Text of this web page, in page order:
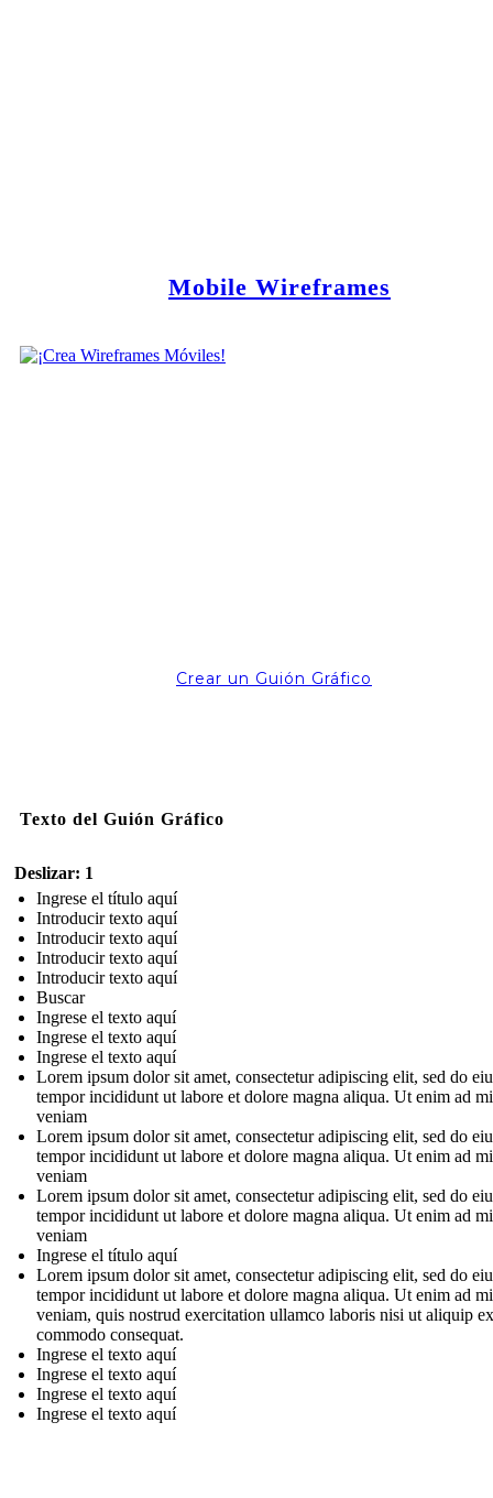
Mobile Wireframes
Crear un Guión Gráfico
Texto del Guión Gráfico
Deslizar: 1
Ingrese el título aquí
Introducir texto aquí
Introducir texto aquí
Introducir texto aquí
Introducir texto aquí
Buscar
Ingrese el texto aquí
Ingrese el texto aquí
Ingrese el texto aquí
Lorem ipsum dolor sit amet, consectetur adipiscing elit, sed do
tempor incididunt ut labore et dolore magna aliqua. Ut enim ad
veniam
Lorem ipsum dolor sit amet, consectetur adipiscing elit, sed do
tempor incididunt ut labore et dolore magna aliqua. Ut enim ad
veniam
Lorem ipsum dolor sit amet, consectetur adipiscing elit, sed do
tempor incididunt ut labore et dolore magna aliqua. Ut enim ad
veniam
Ingrese el título aquí
Lorem ipsum dolor sit amet, consectetur adipiscing elit, sed do
tempor incididunt ut labore et dolore magna aliqua. Ut enim ad
veniam, quis nostrud exercitation ullamco laboris nisi ut aliquip
commodo consequat.
Ingrese el texto aquí
Ingrese el texto aquí
Ingrese el texto aquí
Ingrese el texto aquí